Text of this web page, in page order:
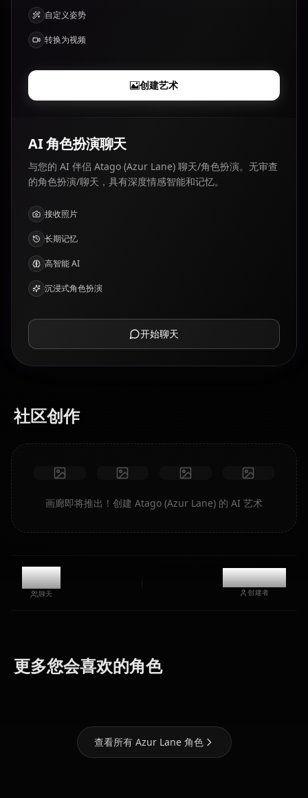
自定义姿势
转换为视频
创建艺术
AI 角色扮演聊天
与您的 AI 伴侣 Atago (Azur Lane) 聊天/角色扮演。无审查
的角色扮演/聊天，具有深度情感智能和记忆。
接收照片
长期记忆
高智能 AI
沉浸式角色扮演
开始聊天
社区创作
画廊即将推出！创建 Atago (Azur Lane) 的 AI 艺术
0
聊天
@kanashi
创建者
更多您会喜欢的角色
Taihou
Bremerton
查看所有 Azur Lane 角色